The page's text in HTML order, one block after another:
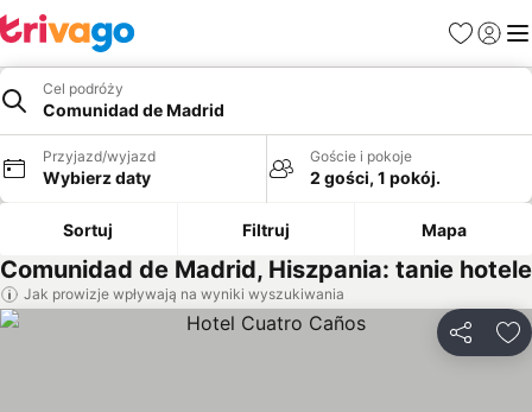
Ulubione
Cel podróży
Comunidad de Madrid
Przyjazd/wyjazd
Wybierz daty
Goście i pokoje
2 gości, 1 pokój.
Sortuj Filtruj Mapa
Comunidad de Madrid, Hiszpania: tanie hotele
Jak prowizje wpływają na wyniki wyszukiwania